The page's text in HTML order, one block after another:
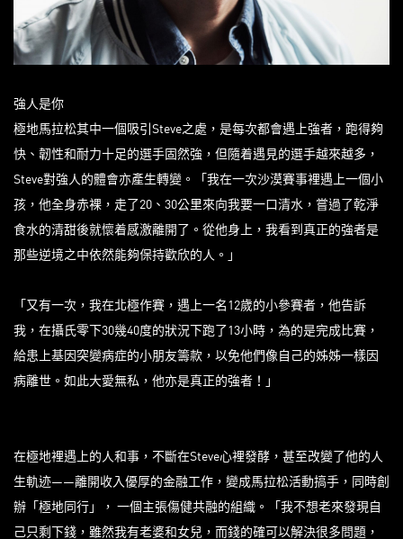
強人是你
極地馬拉松其中一個吸引Steve之處，是每次都會遇上強者，跑得夠
快、韌性和耐力十足的選手固然強，但隨着遇見的選手越來越多，
Steve對強人的體會亦產生轉變。「我在一次沙漠賽事裡遇上一個小
孩，他全身赤裸，走了20、30公里來向我要一口清水，嘗過了乾淨
食水的清甜後就懷着感激離開了。從他身上，我看到真正的強者是
那些逆境之中依然能夠保持歡欣的人。」
「又有一次，我在北極作賽，遇上一名12歲的小參賽者，他告訴
我，在攝氏零下30幾40度的狀況下跑了13小時，為的是完成比賽，
給患上基因突變病症的小朋友籌款，以免他們像自己的姊姊一樣因
病離世。如此大愛無私，他亦是真正的強者！」
在極地裡遇上的人和事，不斷在Steve心裡發酵，甚至改變了他的人
生軌迹——離開收入優厚的金融工作，變成馬拉松活動搞手，同時創
辦「極地同行」， 一個主張傷健共融的組織。「我不想老來發現自
己只剩下錢，雖然我有老婆和女兒，而錢的確可以解決很多問題，